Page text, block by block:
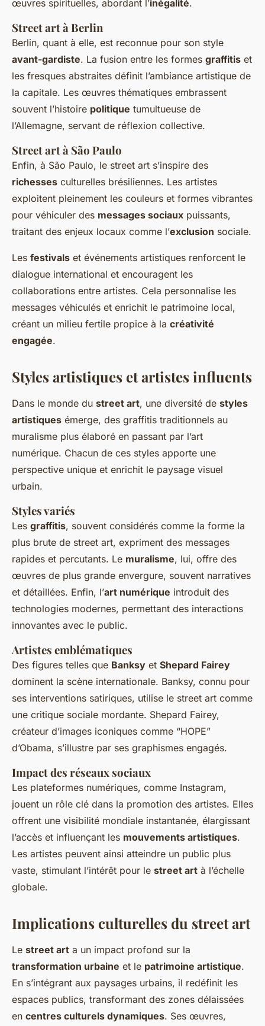
œuvres spirituelles, abordant l’inégalité.
Street art à Berlin
Berlin, quant à elle, est reconnue pour son style
avant-gardiste. La fusion entre les formes graffitis et
les fresques abstraites définit l’ambiance artistique de
la capitale. Les œuvres thématiques embrassent
souvent l’histoire politique tumultueuse de
l’Allemagne, servant de réflexion collective.
Street art à São Paulo
Enfin, à São Paulo, le street art s’inspire des
richesses culturelles brésiliennes. Les artistes
exploitent pleinement les couleurs et formes vibrantes
pour véhiculer des messages sociaux puissants,
traitant des enjeux locaux comme l’exclusion sociale.
Les festivals et événements artistiques renforcent le
dialogue international et encouragent les
collaborations entre artistes. Cela personnalise les
messages véhiculés et enrichit le patrimoine local,
créant un milieu fertile propice à la créativité
engagée.
Styles artistiques et artistes influents
Dans le monde du street art, une diversité de styles
artistiques émerge, des graffitis traditionnels au
muralisme plus élaboré en passant par l’art
numérique. Chacun de ces styles apporte une
perspective unique et enrichit le paysage visuel
urbain.
Styles variés
Les graffitis, souvent considérés comme la forme la
plus brute de street art, expriment des messages
rapides et percutants. Le muralisme, lui, offre des
œuvres de plus grande envergure, souvent narratives
et détaillées. Enfin, l’art numérique introduit des
technologies modernes, permettant des interactions
innovantes avec le public.
Artistes emblématiques
Des figures telles que Banksy et Shepard Fairey
dominent la scène internationale. Banksy, connu pour
ses interventions satiriques, utilise le street art comme
une critique sociale mordante. Shepard Fairey,
créateur d’images iconiques comme “HOPE”
d’Obama, s’illustre par ses graphismes engagés.
Impact des réseaux sociaux
Les plateformes numériques, comme Instagram,
jouent un rôle clé dans la promotion des artistes. Elles
offrent une visibilité mondiale instantanée, élargissant
l’accès et influençant les mouvements artistiques.
Les artistes peuvent ainsi atteindre un public plus
vaste, stimulant l’intérêt pour le street art à l’échelle
globale.
Implications culturelles du street art
Le street art a un impact profond sur la
transformation urbaine et le patrimoine artistique.
En s’intégrant aux paysages urbains, il redéfinit les
espaces publics, transformant des zones délaissées
en centres culturels dynamiques. Ses œuvres,